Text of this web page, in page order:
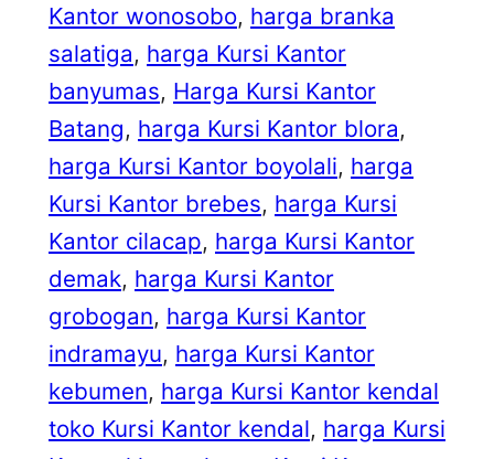
Kantor wonosobo, harga branka
salatiga, harga Kursi Kantor
banyumas, Harga Kursi Kantor
Batang, harga Kursi Kantor blora
harga Kursi Kantor boyolali, harga
Kursi Kantor brebes, harga Kursi
Kantor cilacap, harga Kursi Kantor
demak, harga Kursi Kantor
grobogan, harga Kursi Kantor
indramayu, harga Kursi Kantor
kebumen, harga Kursi Kantor kendal
toko Kursi Kantor kendal, harga Kursi